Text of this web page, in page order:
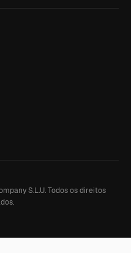
S.L.U. Todos os direitos
.